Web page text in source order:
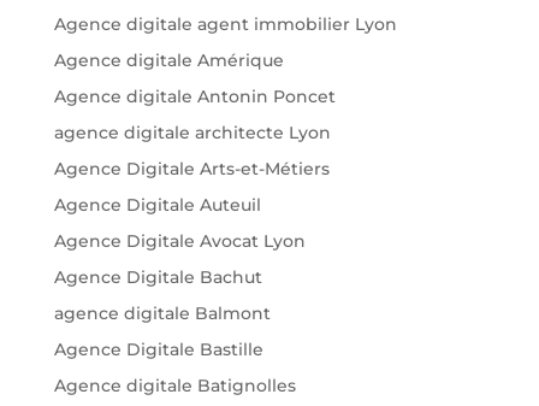
Agence digitale agent immobilier Lyon
Agence digitale Amérique
Agence digitale Antonin Poncet
agence digitale architecte Lyon
Agence Digitale Arts-et-Métiers
Agence Digitale Auteuil
Agence Digitale Avocat Lyon
Agence Digitale Bachut
agence digitale Balmont
Agence Digitale Bastille
Agence digitale Batignolles